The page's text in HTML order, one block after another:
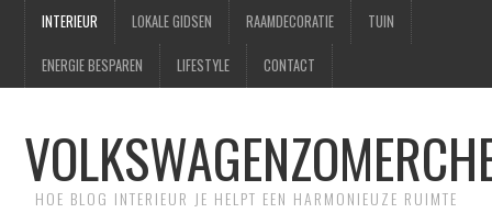
INTERIEUR LOKALE GIDSEN RAAMDECORATIE TUIN
ENERGIE BESPAREN LIFESTYLE CONTACT
HOE BLOG INTERIEUR JE HELPT EEN HARMONIEUZE RUIMTE